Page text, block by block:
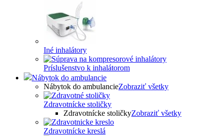
Iné inhalátory
Príslušenstvo k inhalátorom
Nábytok do ambulancie
Nábytok do ambulancieZobraziť všetky
Zdravotnícke stoličky
Zdravotnícke stoličkyZobraziť všetky
Zdravotnícke kreslá